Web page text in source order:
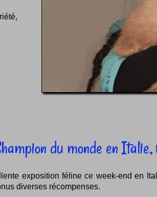
du monde en Italie,
exposition féline ce week-end en
diverses récompenses.